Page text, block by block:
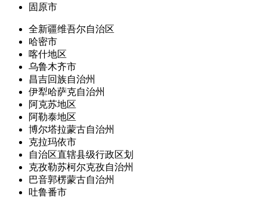
固原市
全新疆维吾尔自治区
哈密市
喀什地区
乌鲁木齐市
昌吉回族自治州
伊犁哈萨克自治州
阿克苏地区
阿勒泰地区
博尔塔拉蒙古自治州
克拉玛依市
自治区直辖县级行政区划
克孜勒苏柯尔克孜自治州
巴音郭楞蒙古自治州
吐鲁番市